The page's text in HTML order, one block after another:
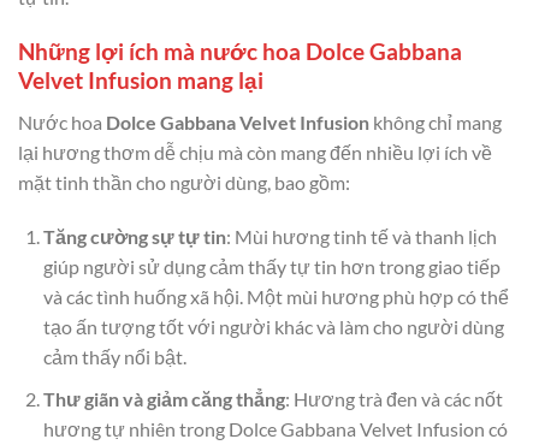
Những lợi ích mà nước hoa Dolce Gabbana
Velvet Infusion mang lại
Nước hoa Dolce Gabbana Velvet Infusion không chỉ mang
lại hương thơm dễ chịu mà còn mang đến nhiều lợi ích về
mặt tinh thần cho người dùng, bao gồm:
Tăng cường sự tự tin: Mùi hương tinh tế và thanh lịch
giúp người sử dụng cảm thấy tự tin hơn trong giao tiếp
và các tình huống xã hội. Một mùi hương phù hợp có thể
tạo ấn tượng tốt với người khác và làm cho người dùng
cảm thấy nổi bật.
Thư giãn và giảm căng thẳng: Hương trà đen và các nốt
hương tự nhiên trong Dolce Gabbana Velvet Infusion có